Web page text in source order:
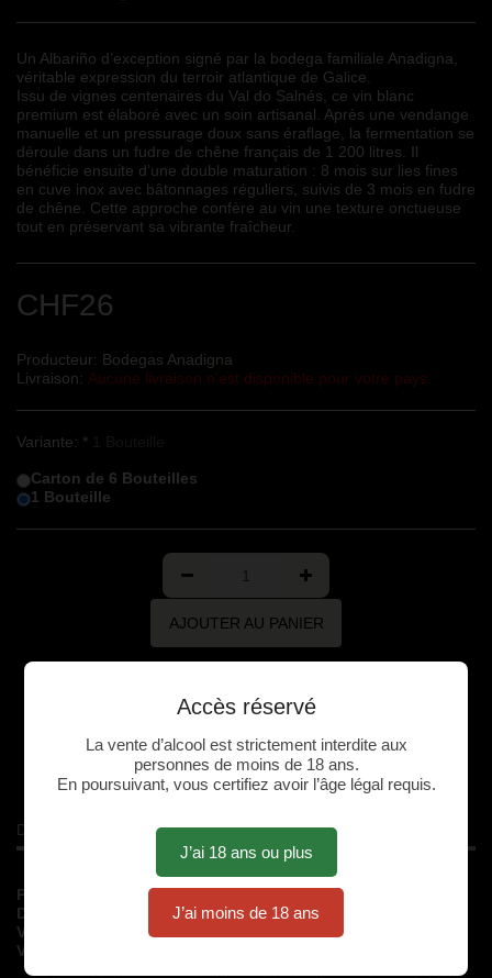
Accès réservé
La vente d’alcool est strictement interdite aux
personnes de moins de 18 ans.
En poursuivant, vous certifiez avoir l’âge légal requis.
J’ai 18 ans ou plus
J’ai moins de 18 ans
Un Albariño d’exception signé par la bodega familiale Anadigna,
véritable expression du terroir atlantique de Galice.
Issu de vignes centenaires du Val do Salnés, ce vin blanc
premium est élaboré avec un soin artisanal. Après une vendange
manuelle et un pressurage doux sans éraflage, la fermentation se
déroule dans un fudre de chêne français de 1 200 litres. Il
bénéficie ensuite d’une double maturation : 8 mois sur lies fines
en cuve inox avec bâtonnages réguliers, suivis de 3 mois en fudre
de chêne. Cette approche confère au vin une texture onctueuse
tout en préservant sa vibrante fraîcheur.
CHF26
Producteur: Bodegas Anadigna
Livraison: Aucune livraison n'est disponible pour votre pays.
Variante: *
Carton de 6 Bouteilles
1 Bouteille
AJOUTER AU PANIER
Plus de Détails
Description
Production annuelle: 2'400
D.O. Rias Baixas
2023
Variété:
100 % Albariño
Vol.: